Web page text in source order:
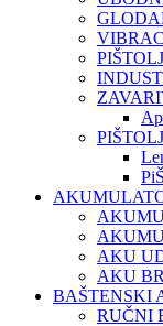
AKU
AKU
BAŠTENSKI
RUČNI